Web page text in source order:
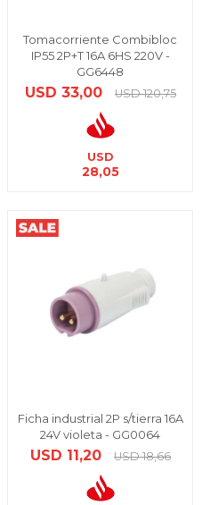
Tomacorriente Combibloc
IP55 2P+T 16A 6HS 220V -
GG6448
USD 33,00 USD 120,75
USD
28,05
Ficha industrial 2P s/tierra 16A
24V violeta - GG0064
USD 11,20 USD 18,66